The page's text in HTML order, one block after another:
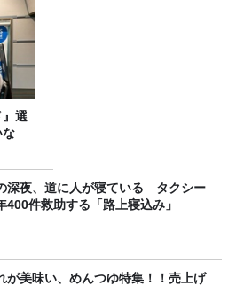
』選
な
深夜、道に人が寝ている タクシー
400件救助する「路上寝込み」
が美味い、めんつゆ特集！！売上げ